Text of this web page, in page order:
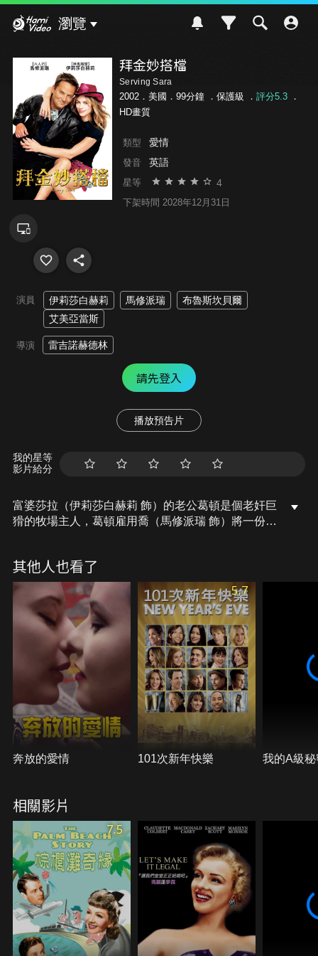
瀏覽
拜金妙搭檔
Serving Sara
2002．美國．99分鐘 ． 保護級 ． 評分5.3．
HD畫質
類型 愛情
發音 英語
星等 4
下架時間 2028年12月31日
演員 伊莉莎白赫莉 馬修派瑞
布魯斯坎貝爾
艾美亞當斯
導演 雷吉諾赫德林
請先登入
播放預告片
我的星等
影片給分
富婆莎拉（伊莉莎白赫莉 飾）的老公葛頓是個老奸巨
猾的牧場主人，葛頓雇用喬（馬修派瑞 飾）將一份文
很快便想出反擊方法，她給了喬一個無法抗拒的誘
因：一百萬美金，並要喬在她老公休掉她之前，先幫
她甩了老公，藉此奪回她應得的億萬財產以及尊
嚴.....。
其他人也看了
奔放的愛情
5.7
101次新年快樂 我的A級秘
相關影片
7.5